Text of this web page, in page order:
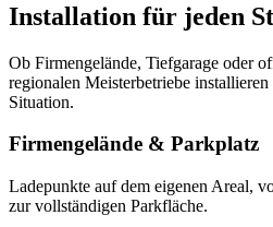
Installation für jeden
Ob Firmengelände, Tiefgarage oder
regionalen Meisterbetriebe
Situation.
Firmengelände & Parkplatz
Ladepunkte auf dem eigenen Areal,
zur vollständigen Parkfläche.